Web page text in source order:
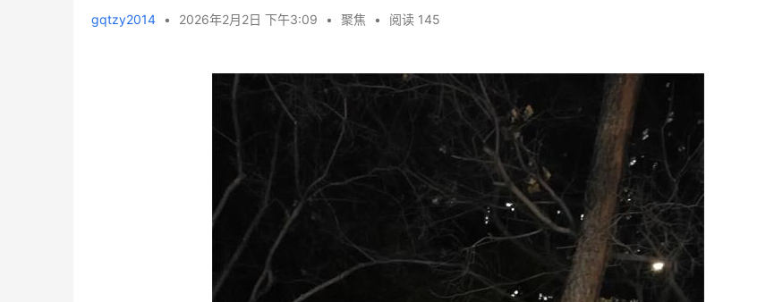
gqtzy2014 • 2026年2月2日 下午3:09 • 聚焦 • 阅读 145